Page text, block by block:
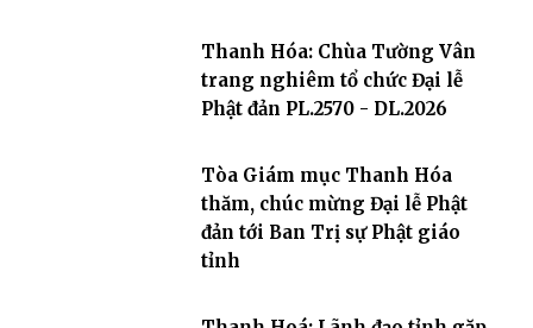
Thanh Hóa: Chùa Tường Vân
trang nghiêm tổ chức Đại lễ
Phật đản PL.2570 - DL.2026
Tòa Giám mục Thanh Hóa
thăm, chúc mừng Đại lễ Phật
đản tới Ban Trị sự Phật giáo
tỉnh